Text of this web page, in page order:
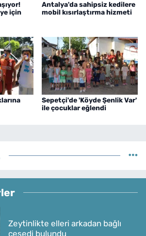
için
Antalya'da sahipsiz kedilere
mobil kısırlaştırma hizmeti
Sepetçi'de 'Köyde Şenlik Var'
ile çocuklar eğlendi
Zeytinlikte elleri arkadan bağlı
cesedi bulundu